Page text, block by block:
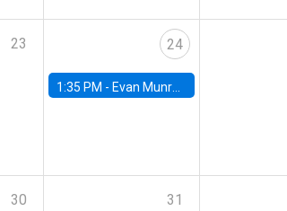
23 24
1:35 PM - Evan Munro, Neyman Visiting Assistant Professor in the Department of Statistics at UC Berkeley
30 31